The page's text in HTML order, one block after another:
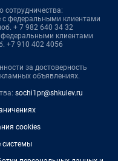
сотрудничества:
федеральными клиентами
+ 7 982 640 34 32
федеральными клиентами
+7 910 402 4056
за достоверность
объявлениях.
sochi1pr@shkulev.ru
cookies
системы